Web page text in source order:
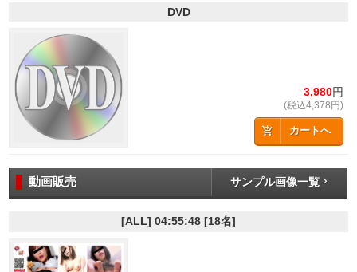
DVD
3,980円
(税込4,378円)
カートへ
動画販売 サンプル画像一覧
[ALL] 04:55:48 [18名]